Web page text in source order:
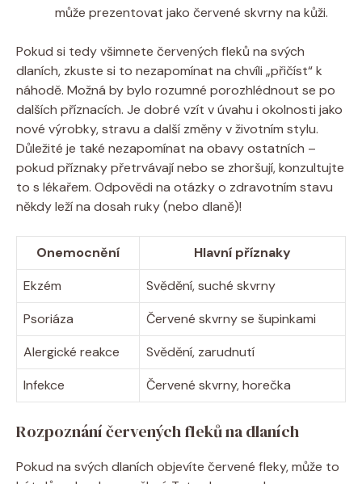
může prezentovat jako červené skvrny na kůži.
Pokud si tedy všimnete červených fleků na svých
dlaních, zkuste si to nezapomínat na chvíli „přičíst“ k
náhodě. Možná by bylo rozumné porozhlédnout se po
dalších příznacích. Je dobré vzít v úvahu i okolnosti jako
nové výrobky, stravu a další změny v životním stylu.
Důležité je také nezapomínat na obavy ostatních –
pokud příznaky přetrvávají nebo se zhoršují, konzultujte
to s lékařem. Odpovědi na otázky o zdravotním stavu
někdy leží na dosah ruky (nebo dlaně)!
Onemocnění
Hlavní příznaky
Ekzém
Svědění, suché skvrny
Psoriáza
Červené skvrny se šupinkami
Alergické reakce
Svědění, zarudnutí
Infekce
Červené skvrny, horečka
Rozpoznání červených fleků na dlaních
Pokud na svých dlaních objevíte červené fleky, může to